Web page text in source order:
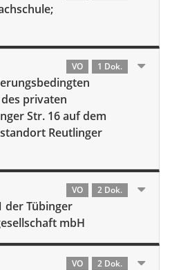
VO 1 Dok.
privaten
Str. 16 auf dem
Reutlinger
VO 2 Dok.
der Tübinger
mbH
VO 2 Dok.